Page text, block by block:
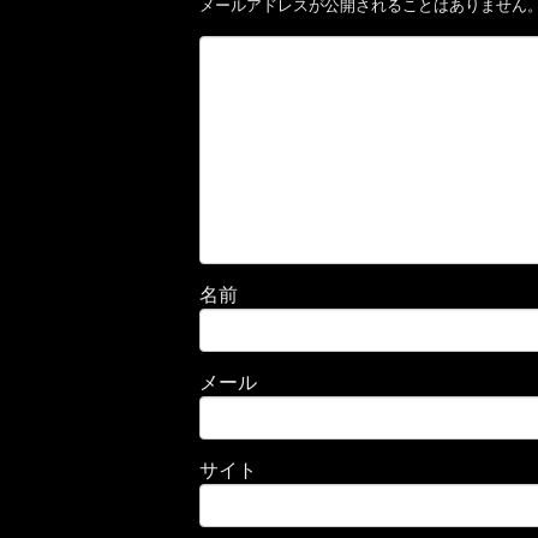
メールアドレスが公開されることはありません
名前
メール
サイト